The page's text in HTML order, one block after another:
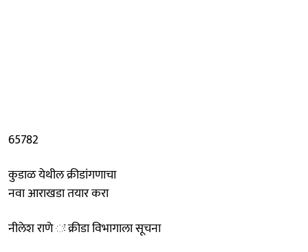
65782
कुडाळ येथील क्रीडांगणाचा
नवा आराखडा तयार करा
नीलेश राणे ः क्रीडा विभागाला सूचना